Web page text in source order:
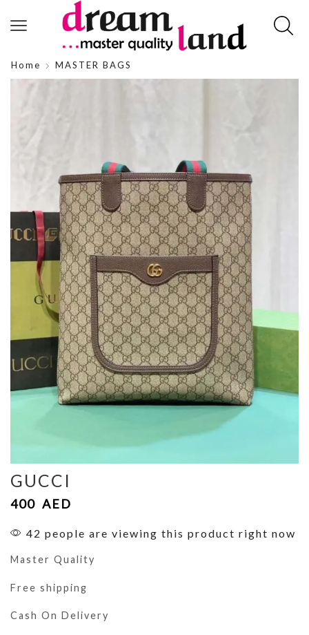
Home MASTER BAGS
GUCCI
400 AED
42 people are viewing this product right now
Master Quality
Free shipping
Cash On Delivery